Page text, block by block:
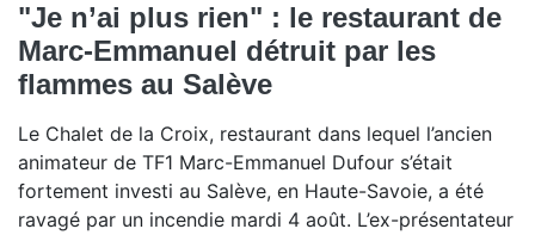
"Je n’ai plus rien" : le restaurant de
Marc-Emmanuel détruit par les
flammes au Salève
Le Chalet de la Croix, restaurant dans lequel l’ancien
animateur de TF1 Marc-Emmanuel Dufour s’était
fortement investi au Salève, en Haute-Savoie, a été
ravagé par un incendie mardi 4 août. L’ex-présentateur